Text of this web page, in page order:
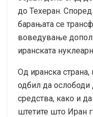
до Техеран.
барањата се
воведување
иранската
Од иранска
одбил да ослободи
средства, како и
штетите што Иран